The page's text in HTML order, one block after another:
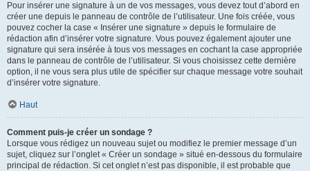
Pour insérer une signature à un de vos messages, vous devez tout d’abord en
créer une depuis le panneau de contrôle de l’utilisateur. Une fois créée, vous
pouvez cocher la case « Insérer une signature » depuis le formulaire de
rédaction afin d’insérer votre signature. Vous pouvez également ajouter une
signature qui sera insérée à tous vos messages en cochant la case appropriée
dans le panneau de contrôle de l’utilisateur. Si vous choisissez cette dernière
option, il ne vous sera plus utile de spécifier sur chaque message votre souhait
d’insérer votre signature.
Haut
Comment puis-je créer un sondage ?
Lorsque vous rédigez un nouveau sujet ou modifiez le premier message d’un
sujet, cliquez sur l’onglet « Créer un sondage » situé en-dessous du formulaire
principal de rédaction. Si cet onglet n’est pas disponible, il est probable que